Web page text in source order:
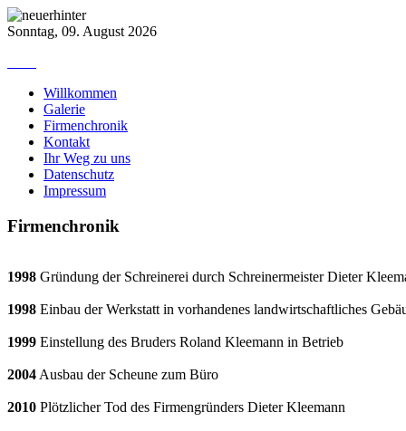
Sonntag, 09. August 2026
Willkommen
Galerie
Firmenchronik
Kontakt
Ihr Weg zu uns
Datenschutz
Impressum
Firmenchronik
1998 Gründung der Schreinerei durch Schreinermeister Dieter
1998 Einbau der Werkstatt in vorhandenes landwirtschaftliches
1999 Einstellung des Bruders Roland Kleemann in Betrieb
2004Ausbau der Scheune zum Büro
2010 Plötzlicher Tod des Firmengründers Dieter Kleemann